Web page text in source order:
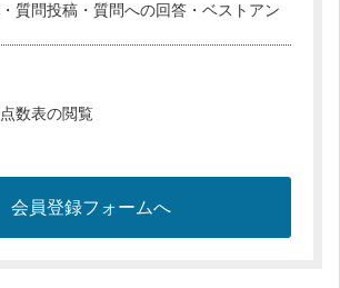
質問投稿・質問への回答・ベストアン
数表の閲覧
会員登録フォームへ